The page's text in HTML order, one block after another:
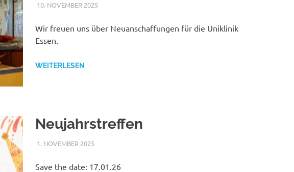
10. NOVEMBER 2025NICOLE.BETH
ALLGEMEIN
Wir freuen uns über Neuanschaffungen für die Uniklinik
Essen.
WEITERLESEN
Neujahrstreffen
1. NOVEMBER 2025NICOLE.BETH
ALLGEMEIN
Save the date: 17.01.26